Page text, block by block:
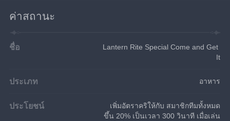
ค่าสถานะ
ชื่อ
Lantern Rite Special Come and Get
It
ประเภท อาหาร
ประโยชน์
เพิ่มอัตราคริให้กับ สมาชิกทีมทั้งหมด
ขึ้น 20% เป็นเวลา 300 วินาที เมื่อเล่น